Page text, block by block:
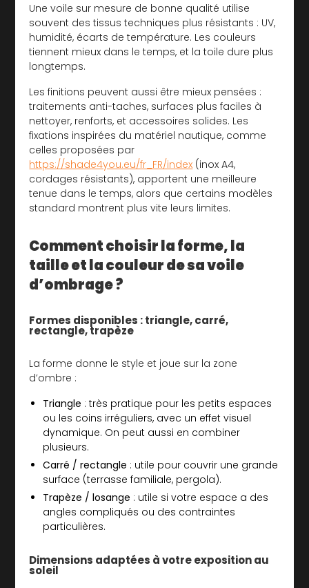
Une voile sur mesure de bonne qualité utilise
souvent des tissus techniques plus résistants : UV,
humidité, écarts de température. Les couleurs
tiennent mieux dans le temps, et la toile dure plus
longtemps.
Les finitions peuvent aussi être mieux pensées :
traitements anti-taches, surfaces plus faciles à
nettoyer, renforts, et accessoires solides. Les
fixations inspirées du matériel nautique, comme
celles proposées par
https://shade4you.eu/fr_FR/index (inox A4,
cordages résistants), apportent une meilleure
tenue dans le temps, alors que certains modèles
standard montrent plus vite leurs limites.
Comment choisir la forme, la
taille et la couleur de sa voile
d’ombrage ?
Formes disponibles : triangle, carré,
rectangle, trapèze
La forme donne le style et joue sur la zone
d’ombre :
Triangle : très pratique pour les petits espaces
ou les coins irréguliers, avec un effet visuel
dynamique. On peut aussi en combiner
plusieurs.
Carré / rectangle : utile pour couvrir une grande
surface (terrasse familiale, pergola).
Trapèze / losange : utile si votre espace a des
angles compliqués ou des contraintes
particulières.
Dimensions adaptées à votre exposition au
soleil